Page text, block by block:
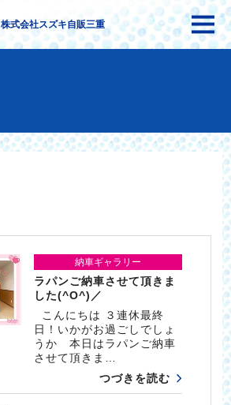
株式会社スズキ自販三重
納車ギャラリー
ラパンご納車させて頂きま
した(^O^)／
こんにちは ３連休最終
日！いかがお過ごしでしょ
うか 本日はラパンご納車
させて頂きま…
つづきを読む